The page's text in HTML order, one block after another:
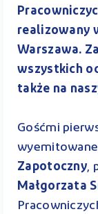
realizowany
Warszawa.
wszystkich
także na
Gośćmi
Zapotoczny,
Małgorzata